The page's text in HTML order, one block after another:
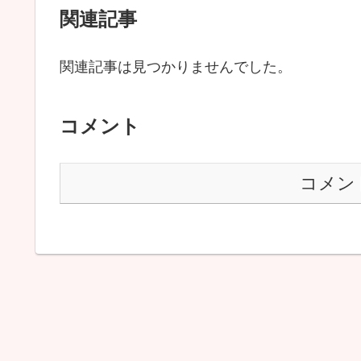
関連記事
関連記事は見つかりませんでした。
コメント
コメン